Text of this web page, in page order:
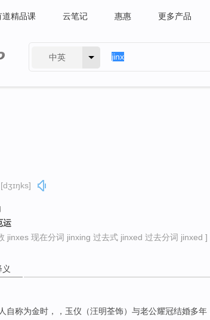
道精品课 云笔记 惠惠 更多产品
中英
[dʒɪŋks]
运
jinxes 现在分词 jinxing 过去式 jinxed 过去分词 jinxed ]
自称为金时，，玉仪（汪明荃饰）与老公耀冠结婚多